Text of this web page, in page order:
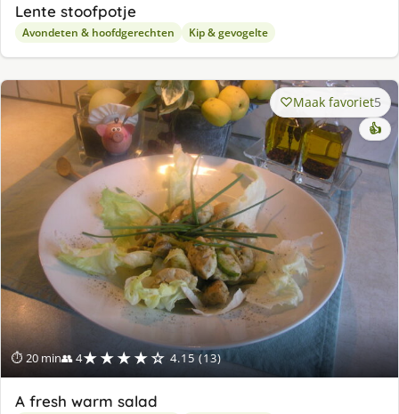
Lente stoofpotje
Avondeten & hoofdgerechten Kip & gevogelte
⏱ 20 min👥 4★★★★☆ 4.15 (13)
Maak favoriet5
👍
A fresh warm salad